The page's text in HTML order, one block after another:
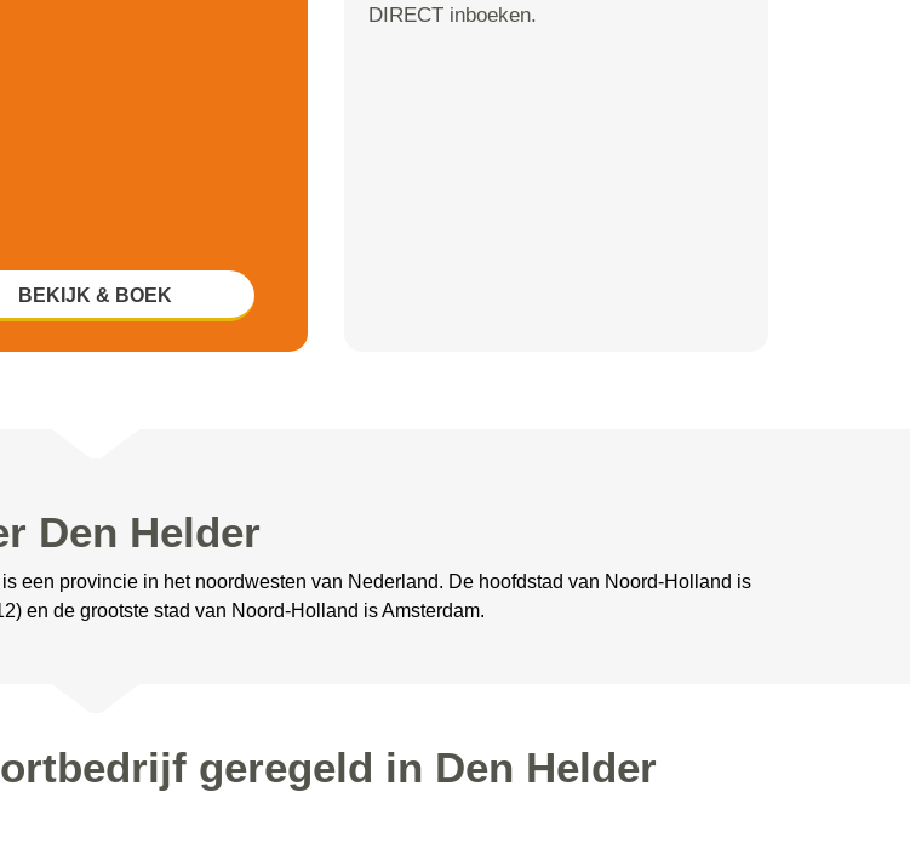
BEKIJK & BOEK
DIRECT inboeken.
Den Helder
een provincie in het noordwesten van Nederland. De hoofdstad van Noord-Holland is
en de grootste stad van Noord-Holland is Amsterdam.
geregeld in Den Helder